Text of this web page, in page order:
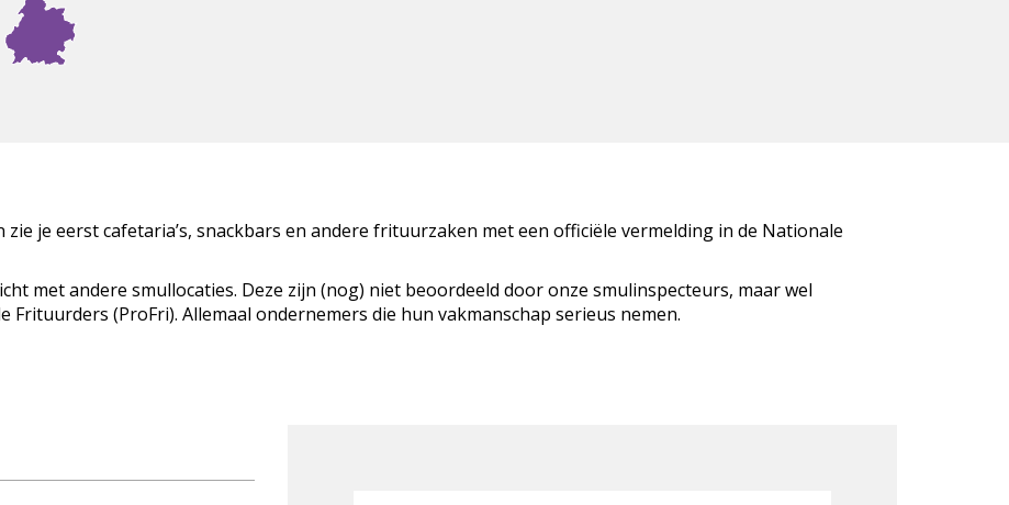
je eerst cafetaria’s, snackbars en andere frituurzaken met een officiële vermelding in de Nationale
met andere smullocaties. Deze zijn (nog) niet beoordeeld door onze smulinspecteurs, maar wel
(ProFri). Allemaal ondernemers die hun vakmanschap serieus nemen.